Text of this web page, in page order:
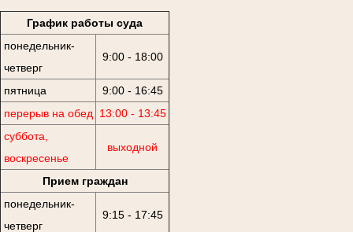
График работы суда
понедельник-
четверг
9:00 - 18:00
пятница
9:00 - 16:45
перерыв на обед
13:00 - 13:45
суббота,
воскресенье
выходной
Прием граждан
понедельник-
четверг
9:15 - 17:45